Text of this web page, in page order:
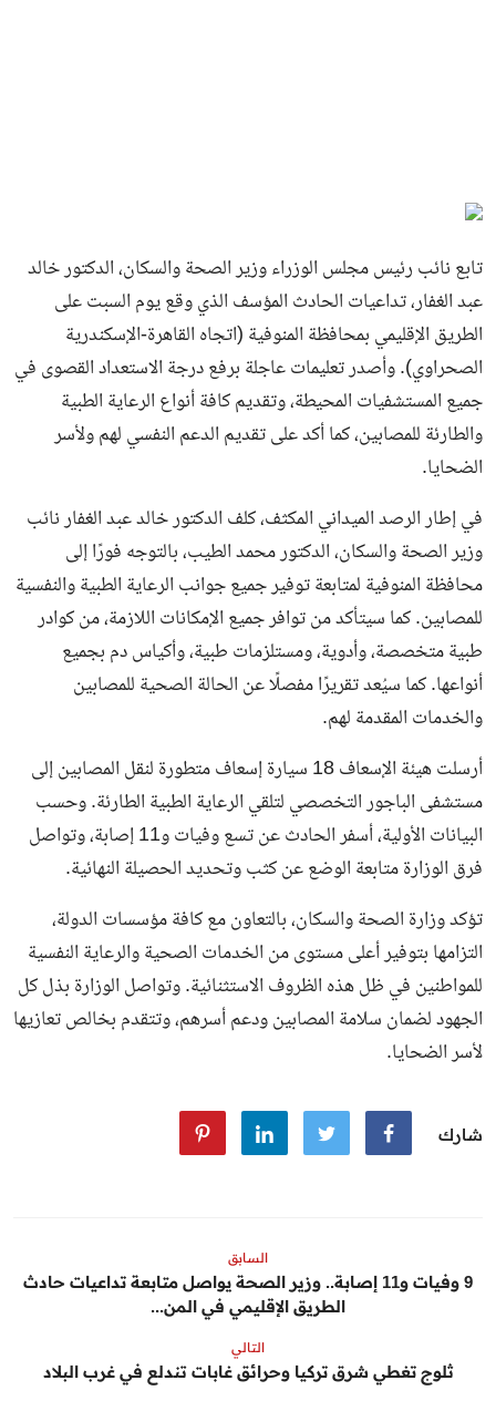
تابع نائب رئيس مجلس الوزراء وزير الصحة والسكان، الدكتور خالد
عبد الغفار، تداعيات الحادث المؤسف الذي وقع يوم السبت على
الطريق الإقليمي بمحافظة المنوفية (اتجاه القاهرة-الإسكندرية
الصحراوي). وأصدر تعليمات عاجلة برفع درجة الاستعداد القصوى في
جميع المستشفيات المحيطة، وتقديم كافة أنواع الرعاية الطبية
والطارئة للمصابين، كما أكد على تقديم الدعم النفسي لهم ولأسر
الضحايا.
في إطار الرصد الميداني المكثف، كلف الدكتور خالد عبد الغفار نائب
وزير الصحة والسكان، الدكتور محمد الطيب، بالتوجه فورًا إلى
محافظة المنوفية لمتابعة توفير جميع جوانب الرعاية الطبية والنفسية
للمصابين. كما سيتأكد من توافر جميع الإمكانات اللازمة، من كوادر
طبية متخصصة، وأدوية، ومستلزمات طبية، وأكياس دم بجميع
أنواعها. كما سيُعد تقريرًا مفصلًا عن الحالة الصحية للمصابين
والخدمات المقدمة لهم.
أرسلت هيئة الإسعاف 18 سيارة إسعاف متطورة لنقل المصابين إلى
مستشفى الباجور التخصصي لتلقي الرعاية الطبية الطارئة. وحسب
البيانات الأولية، أسفر الحادث عن تسع وفيات و11 إصابة، وتواصل
فرق الوزارة متابعة الوضع عن كثب وتحديد الحصيلة النهائية.
تؤكد وزارة الصحة والسكان، بالتعاون مع كافة مؤسسات الدولة،
التزامها بتوفير أعلى مستوى من الخدمات الصحية والرعاية النفسية
للمواطنين في ظل هذه الظروف الاستثنائية. وتواصل الوزارة بذل كل
الجهود لضمان سلامة المصابين ودعم أسرهم، وتتقدم بخالص تعازيها
لأسر الضحايا.
شارك
السابق
9 وفيات و11 إصابة.. وزير الصحة يواصل متابعة تداعيات حادث
الطريق الإقليمي في المن...
التالي
ثلوج تغطي شرق تركيا وحرائق غابات تندلع في غرب البلاد